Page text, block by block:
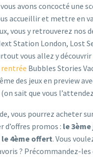
avons concocté une
accueillir et mettre en
vous y retrouverez nos
Station London, Lost
vous allez y découvrir
rentrée Bubbles Stories
des jeux en preview
sait que vous
vous pourrez acheter
d’offres promos : le 3ème
le 4ème offert. Vous
? Précommandez-